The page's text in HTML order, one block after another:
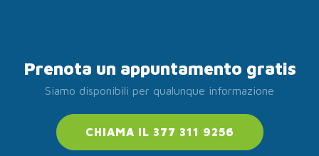
Prenota un appuntamento gratis
Siamo disponibili per qualunque informazione
CHIAMA IL 377 311 9256